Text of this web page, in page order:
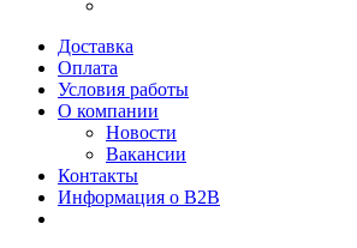
Доставка
Оплата
Условия работы
О компании
Новости
Вакансии
Контакты
Информация о B2B